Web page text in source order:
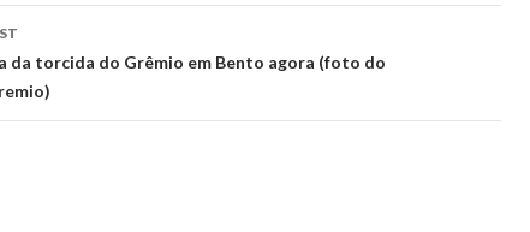
da torcida do Grêmio em Bento agora (foto do